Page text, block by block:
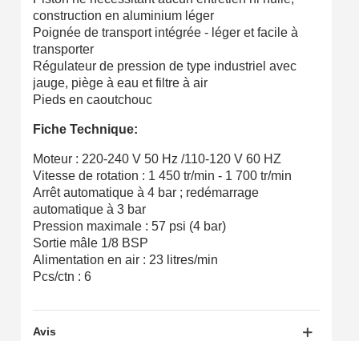
Livraison sous 24 h en France Métropolitaine
Retour produits sous 14 jours
Réduction de 5€ sur la première commande
10€ de bon d'achat pour chaque parrainage
construction en aluminium léger
Poignée de transport intégrée - léger et facile à
transporter
Régulateur de pression de type industriel avec
jauge, piège à eau et filtre à air
Pieds en caoutchouc
Fiche Technique:
Moteur : 220-240 V 50 Hz /110-120 V 60 HZ
Vitesse de rotation : 1 450 tr/min - 1 700 tr/min
Arrêt automatique à 4 bar ; redémarrage
automatique à 3 bar
Pression maximale : 57 psi (4 bar)
Sortie mâle 1/8 BSP
Alimentation en air : 23 litres/min
Pcs/ctn : 6
Avis